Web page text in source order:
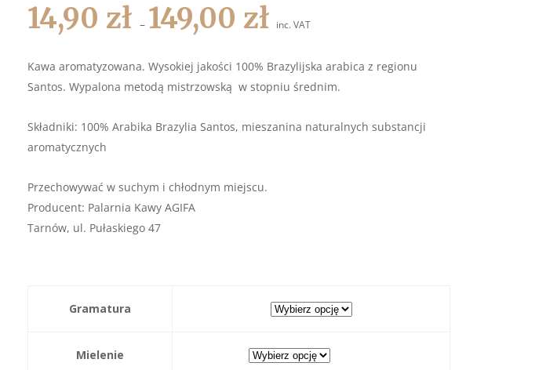
14,90 zł – 149,00 zł inc. VAT
Kawa aromatyzowana. Wysokiej jakości 100% Brazylijska arabica z regionu
Santos. Wypalona metodą mistrzowską w stopniu średnim.
Składniki: 100% Arabika Brazylia Santos, mieszanina naturalnych substancji
aromatycznych
Przechowywać w suchym i chłodnym miejscu.
Producent: Palarnia Kawy AGIFA
Tarnów, ul. Pułaskiego 47
Gramatura
Mielenie